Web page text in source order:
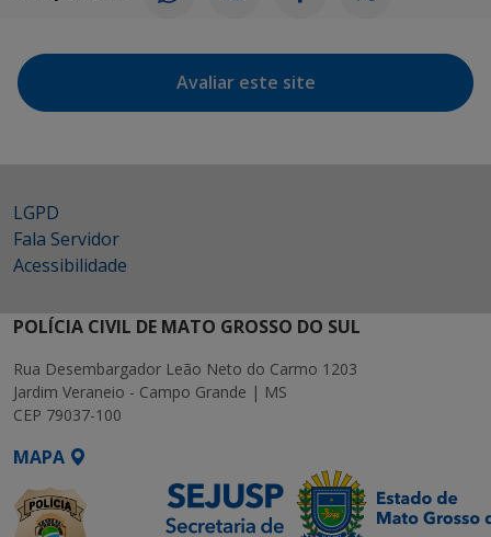
Avaliar este site
LGPD
Fala Servidor
Acessibilidade
POLÍCIA CIVIL DE MATO GROSSO DO SUL
Rua Desembargador Leão Neto do Carmo 1203
Jardim Veraneio - Campo Grande | MS
CEP 79037-100
MAPA